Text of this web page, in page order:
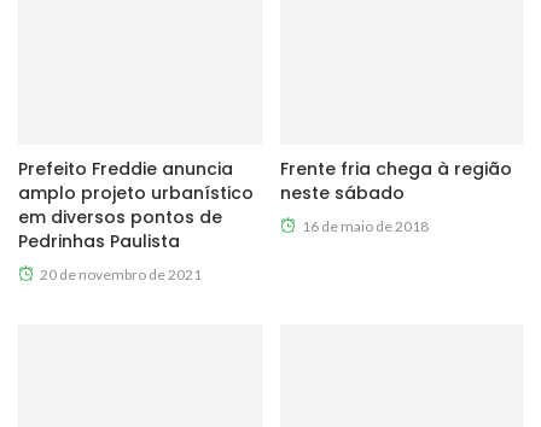
Prefeito Freddie anuncia
amplo projeto urbanístico
em diversos pontos de
Pedrinhas Paulista
20 de novembro de 2021
Frente fria chega à região
neste sábado
16 de maio de 2018